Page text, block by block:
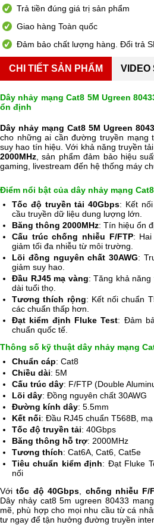
Trả tiền đúng giá trị sản phẩm
Giao hàng Toàn quốc
Đảm bảo chất lượng hàng. Đổi trả
CHI TIẾT SẢN PHẨM VIDEO
Dây nhảy mạng Cat8 5M Ugreen
ổn định
Dây nhảy mạng Cat8 5M Ugreen
cho những ai cần đường truyền mạng
suy hao tín hiệu. Với khả năng truyền
2000MHz , sản phẩm đảm bảo hiệu
gaming, livestream đến hệ thống máy
Điểm nổi bật của dây nhảy mạng
Tốc độ truyền tải 40Gbps: Kết
cầu truyền dữ liệu dung lượng lớn.
Băng thông 2000MHz: Tín hiệu ổn
Cấu trúc chống nhiễu F/FTP:
giảm tối đa nhiễu từ môi trường.
Lõi đồng nguyên chất 30AWG:
giảm suy hao.
Đầu RJ45 mạ vàng: Tăng khả
dài tuổi thọ.
Tương thích rộng: Kết nối chuẩn
các chuẩn thấp hơn.
Đạt kiểm định Fluke Test: Đảm
chuẩn quốc tế.
Thông số kỹ thuật dây nhảy mạng
Chuẩn cáp: Cat8
Chiều dài: 5M
Cấu trúc dây: F/FTP (Double
Lõi dây: Đồng nguyên chất 30AWG
Đường kính dây: 5.5mm
Kết nối: Đầu RJ45 chuẩn T568B,
Tốc độ truyền tải: 40Gbps
Băng thông hỗ trợ: 2000MHz
Tương thích: Cat6A, Cat6, Cat5e
Tiêu chuẩn kiểm định: Đạt Fluke
nối
Vớitốc độ 40Gbps chống nhiễu F/
Dây nhảy cat8 5m ugreen 80433
mẽ, phù hợp cho mọi nhu cầu từ cá
tư ngay để tận hưởng đường truyền